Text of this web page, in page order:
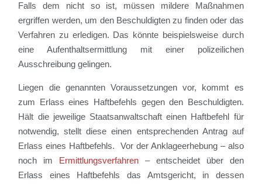
Falls dem nicht so ist, müssen mildere Maßnahmen
ergriffen werden, um den Beschuldigten zu finden oder das
Verfahren zu erledigen. Das könnte beispielsweise durch
eine Aufenthaltsermittlung mit einer polizeilichen
Ausschreibung gelingen.
Liegen die genannten Voraussetzungen vor, kommt es
zum Erlass eines Haftbefehls gegen den Beschuldigten.
Hält die jeweilige Staatsanwaltschaft einen Haftbefehl für
notwendig, stellt diese einen entsprechenden Antrag auf
Erlass eines Haftbefehls. Vor der Anklageerhebung – also
noch im Ermittlungsverfahren – entscheidet über den
Erlass eines Haftbefehls das Amtsgericht, in dessen